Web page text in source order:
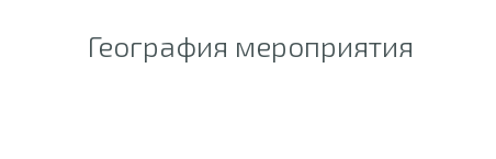
География мероприятия